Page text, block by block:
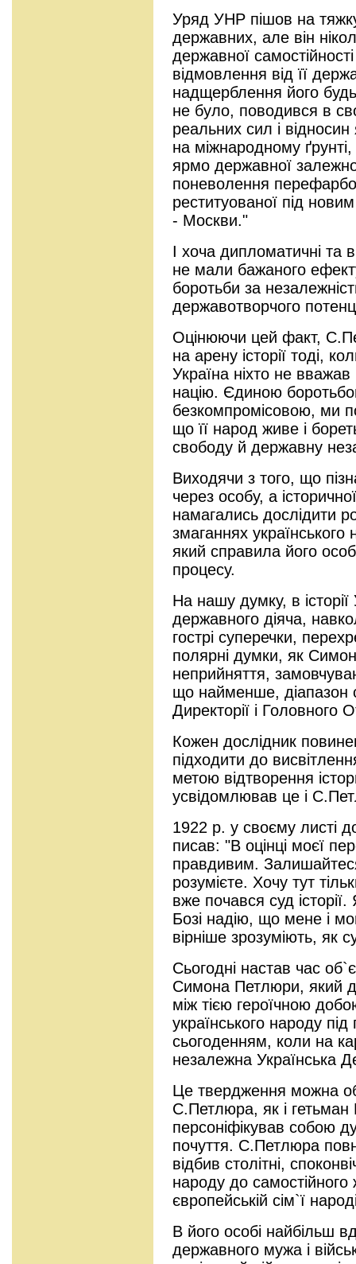
Уряд УНР пішов на
державних, але він
державної
відмовлення від її
надщерблення його
не було, поводився в
реальних сил і
на міжнародному
ярмо державної
поневолення
реституованої під
- Москви."
І хоча дипломатичні та
не мали бажаного
боротьби за
державотворчого
Оцінюючи цей факт,
на арену історії тоді,
Україна ніхто не
націю. Єдиною
безкомпромісовою, ми
що її народ живе і
свободу й державну
Виходячи з того, що
через особу, а
намагались дослідити
змаганнях
який справила його
процесу.
На нашу думку, в
державного діяча,
гострі суперечки,
полярні думки, як
неприйняття,
що найменше, діапазон
Директорії і Головного
Кожен дослідник
підходити до
метою відтворення
усвідомлював це і
1922 р. у своєму листі
писав: "В оцінці моєї
правдивим.
розумієте. Хочу тут
вже почався суд
Бозі надію, що мене і
вірніше зрозуміють, як
Сьогодні настав час
Симона Петлюри, який
між тією героїчною
українського народу
сьогоденням, коли на
незалежна Українська
Це твердження можна
С.Петлюра, як і
персоніфікував собою
почуття. С.Петлюра
відбив столітні,
народу до самостійного
європейській сім`ї
В його особі найбільш
державного мужа і